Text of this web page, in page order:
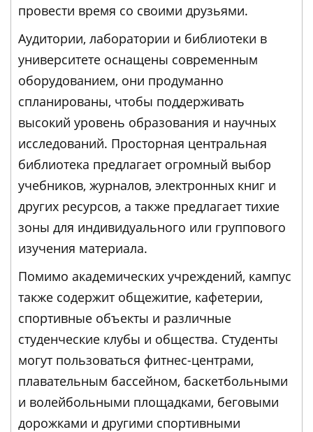
провести время со своими друзьями.
Аудитории, лаборатории и библиотеки в
университете оснащены современным
оборудованием, они продуманно
спланированы, чтобы поддерживать
высокий уровень образования и научных
исследований. Просторная центральная
библиотека предлагает огромный выбор
учебников, журналов, электронных книг и
других ресурсов, а также предлагает тихие
зоны для индивидуального или группового
изучения материала.
Помимо академических учреждений, кампус
также содержит общежитие, кафетерии,
спортивные объекты и различные
студенческие клубы и общества. Студенты
могут пользоваться фитнес-центрами,
плавательным бассейном, баскетбольными
и волейбольными площадками, беговыми
дорожками и другими спортивными